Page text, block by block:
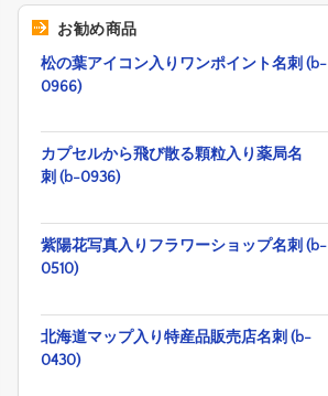
お勧め商品
松の葉アイコン入りワンポイント名刺 (b-
0966)
カプセルから飛び散る顆粒入り薬局名
刺 (b-0936)
紫陽花写真入りフラワーショップ名刺 (b-
0510)
北海道マップ入り特産品販売店名刺 (b-
0430)